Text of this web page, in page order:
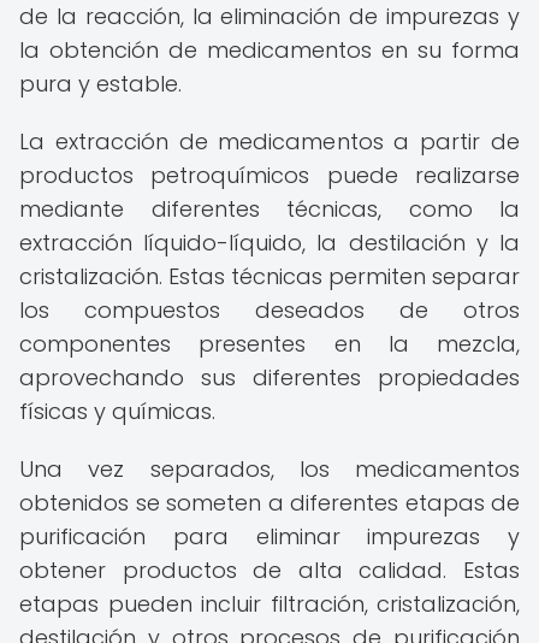
de la reacción, la eliminación de impurezas y
la obtención de medicamentos en su forma
pura y estable.
La extracción de medicamentos a partir de
productos petroquímicos puede realizarse
mediante diferentes técnicas, como la
extracción líquido-líquido, la destilación y la
cristalización. Estas técnicas permiten separar
los compuestos deseados de otros
componentes presentes en la mezcla,
aprovechando sus diferentes propiedades
físicas y químicas.
Una vez separados, los medicamentos
obtenidos se someten a diferentes etapas de
purificación para eliminar impurezas y
obtener productos de alta calidad. Estas
etapas pueden incluir filtración, cristalización,